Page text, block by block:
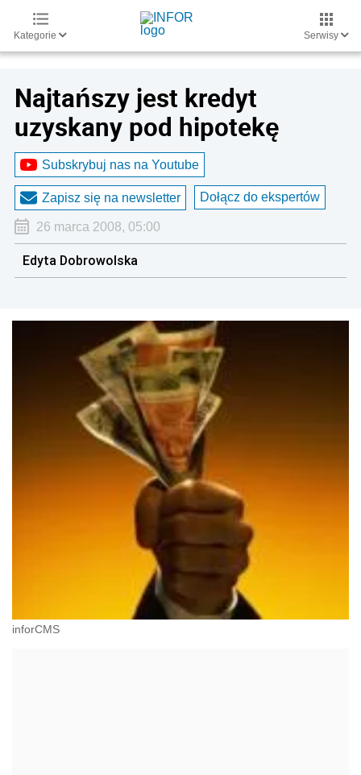
Kategorie Serwisy
Najtańszy jest kredyt
uzyskany pod hipotekę
Subskrybuj nas na Youtube
Zapisz się na newsletter Dołącz do ekspertów
26 marca 2008, 05:00
Edyta Dobrowolska
inforCMS